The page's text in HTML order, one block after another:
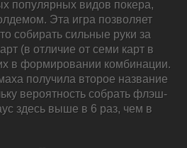
популярных видов покера,
Эта игра позволяет
собирать сильные руки за
(в отличие от семи карт в
в формировании комбинации.
получила второе название
вероятность собрать флэш-
здесь выше в 6 раз, чем в